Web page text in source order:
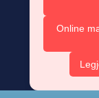
Online